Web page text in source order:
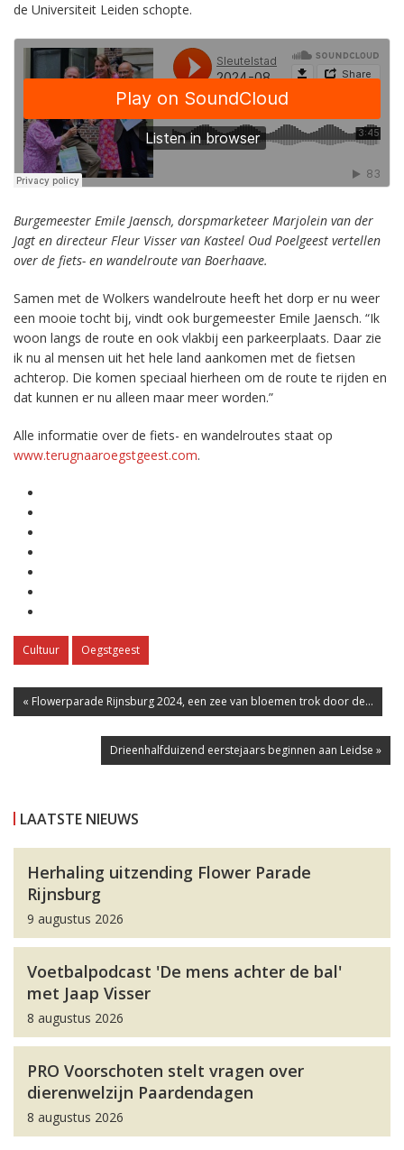
de Universiteit Leiden schopte.
Burgemeester Emile Jaensch, dorspmarketeer Marjolein van der
Jagt en directeur Fleur Visser van Kasteel Oud Poelgeest vertellen
over de fiets- en wandelroute van Boerhaave.
Samen met de Wolkers wandelroute heeft het dorp er nu weer
een mooie tocht bij, vindt ook burgemeester Emile Jaensch. “Ik
woon langs de route en ook vlakbij een parkeerplaats. Daar zie
ik nu al mensen uit het hele land aankomen met de fietsen
achterop. Die komen speciaal hierheen om de route te rijden en
dat kunnen er nu alleen maar meer worden.”
Alle informatie over de fiets- en wandelroutes staat op
www.terugnaaroegstgeest.com.
Cultuur Oegstgeest
« Flowerparade Rijnsburg 2024, een zee van bloemen trok door de...
Drieenhalfduizend eerstejaars beginnen aan Leidse »
LAATSTE NIEUWS
Herhaling uitzending Flower Parade
Rijnsburg
9 augustus 2026
Voetbalpodcast 'De mens achter de bal'
met Jaap Visser
8 augustus 2026
PRO Voorschoten stelt vragen over
dierenwelzijn Paardendagen
8 augustus 2026